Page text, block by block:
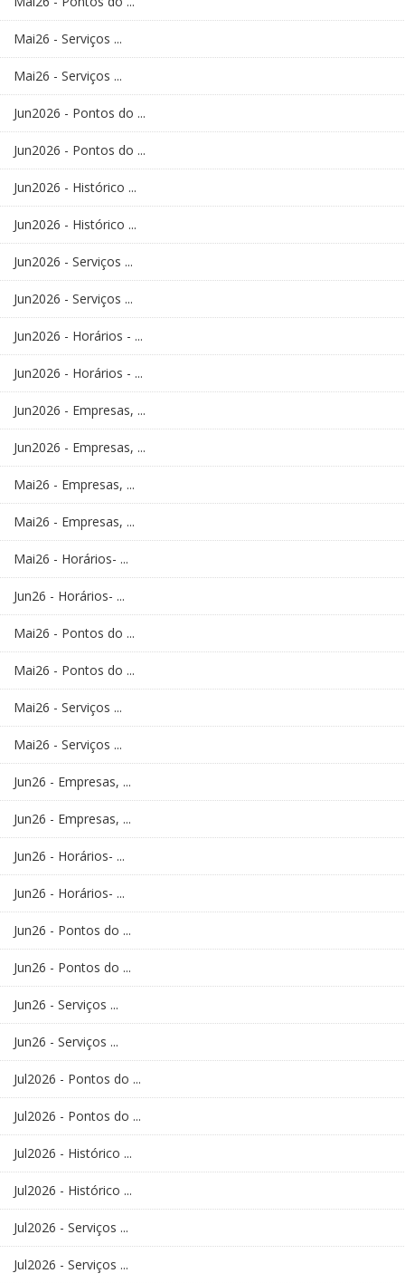
Mai26 - Serviços ...
Mai26 - Serviços ...
Jun2026 - Pontos do ...
Jun2026 - Pontos do ...
Jun2026 - Histórico ...
Jun2026 - Histórico ...
Jun2026 - Serviços ...
Jun2026 - Serviços ...
Jun2026 - Horários - ...
Jun2026 - Horários - ...
Jun2026 - Empresas, ...
Jun2026 - Empresas, ...
Mai26 - Empresas, ...
Mai26 - Empresas, ...
Mai26 - Horários- ...
Jun26 - Horários- ...
Mai26 - Pontos do ...
Mai26 - Pontos do ...
Mai26 - Serviços ...
Mai26 - Serviços ...
Jun26 - Empresas, ...
Jun26 - Empresas, ...
Jun26 - Horários- ...
Jun26 - Horários- ...
Jun26 - Pontos do ...
Jun26 - Pontos do ...
Jun26 - Serviços ...
Jun26 - Serviços ...
Jul2026 - Pontos do ...
Jul2026 - Pontos do ...
Jul2026 - Histórico ...
Jul2026 - Histórico ...
Jul2026 - Serviços ...
Jul2026 - Serviços ...